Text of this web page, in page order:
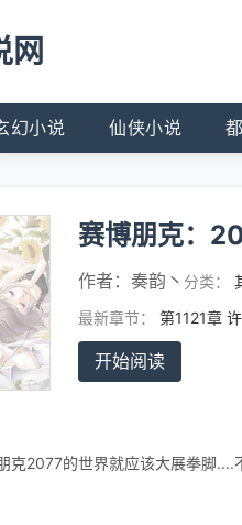
网
幻小说 仙侠小说
赛博朋克：
作者： 奏韵丶 分类：
最新章节：
第1121章
开始阅读
克2077的世界就应该大展拳脚